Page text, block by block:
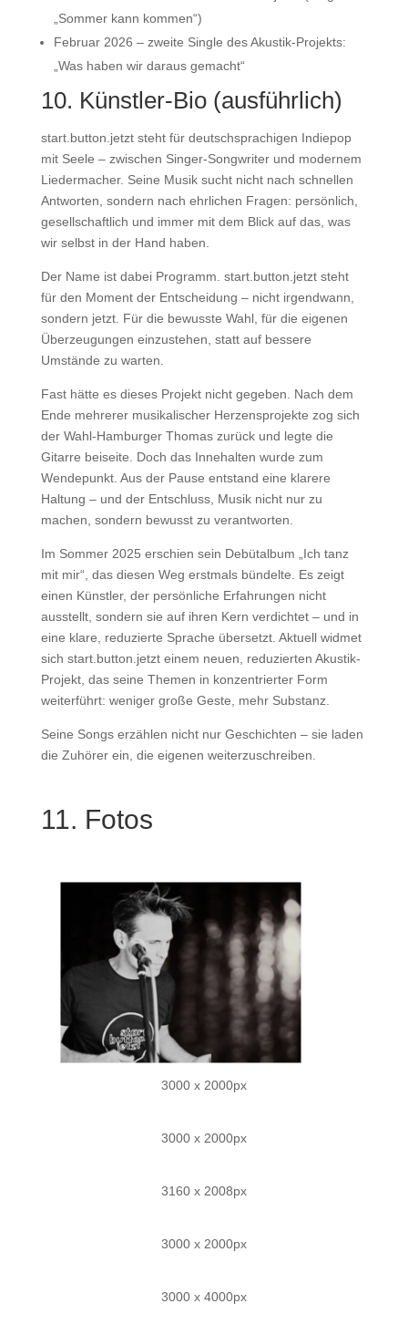
„Sommer kann kommen“)
Februar 2026 – zweite Single des Akustik-Projekts:
„Was haben wir daraus gemacht“
10. Künstler-Bio (ausführlich)
start.button.jetzt steht für deutschsprachigen Indiepop
mit Seele – zwischen Singer-Songwriter und modernem
Liedermacher. Seine Musik sucht nicht nach schnellen
Antworten, sondern nach ehrlichen Fragen: persönlich,
gesellschaftlich und immer mit dem Blick auf das, was
wir selbst in der Hand haben.
Der Name ist dabei Programm. start.button.jetzt steht
für den Moment der Entscheidung – nicht irgendwann,
sondern jetzt. Für die bewusste Wahl, für die eigenen
Überzeugungen einzustehen, statt auf bessere
Umstände zu warten.
Fast hätte es dieses Projekt nicht gegeben. Nach dem
Ende mehrerer musikalischer Herzensprojekte zog sich
der Wahl-Hamburger Thomas zurück und legte die
Gitarre beiseite. Doch das Innehalten wurde zum
Wendepunkt. Aus der Pause entstand eine klarere
Haltung – und der Entschluss, Musik nicht nur zu
machen, sondern bewusst zu verantworten.
Im Sommer 2025 erschien sein Debütalbum „Ich tanz
mit mir“, das diesen Weg erstmals bündelte. Es zeigt
einen Künstler, der persönliche Erfahrungen nicht
ausstellt, sondern sie auf ihren Kern verdichtet – und in
eine klare, reduzierte Sprache übersetzt. Aktuell widmet
sich start.button.jetzt einem neuen, reduzierten Akustik-
Projekt, das seine Themen in konzentrierter Form
weiterführt: weniger große Geste, mehr Substanz.
Seine Songs erzählen nicht nur Geschichten – sie laden
die Zuhörer ein, die eigenen weiterzuschreiben.
11. Fotos
3000 x 2000px
3000 x 2000px
3160 x 2008px
3000 x 2000px
3000 x 4000px